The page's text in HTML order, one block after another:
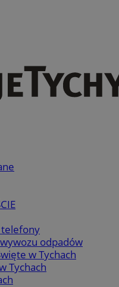
telefony
odpadów
w Tychach
Tychach